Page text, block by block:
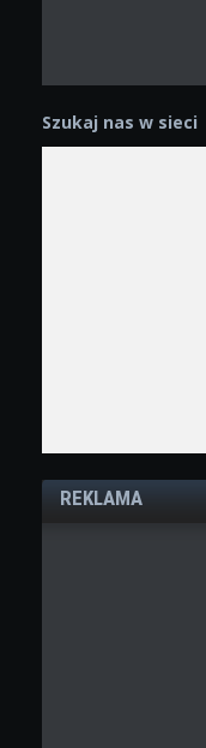
Szukaj nas w sieci
REKLAMA